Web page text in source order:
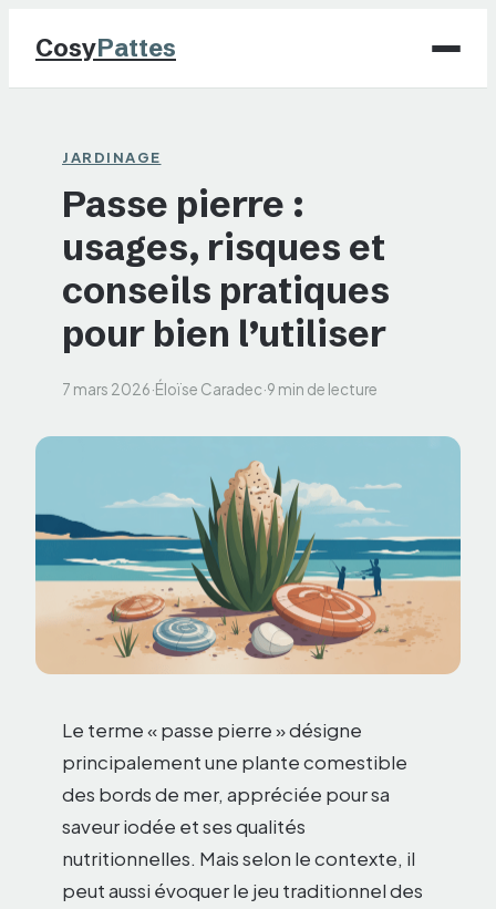
CosyPattes
Chats
NAC
Maison
JARDINAGE
Passe pierre :
usages, risques et
conseils pratiques
pour bien l’utiliser
7 mars 2026·Éloïse Caradec·9 min de lecture
Le terme « passe pierre » désigne
principalement une plante comestible
des bords de mer, appréciée pour sa
saveur iodée et ses qualités
nutritionnelles. Mais selon le contexte, il
peut aussi évoquer le jeu traditionnel des